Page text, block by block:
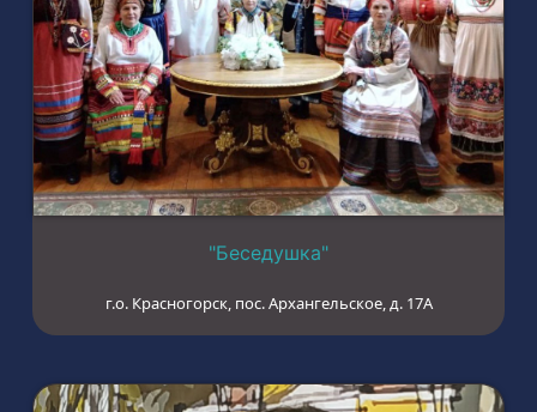
"Беседушка"
г.о. Красногорск, пос. Архангельское, д. 17А